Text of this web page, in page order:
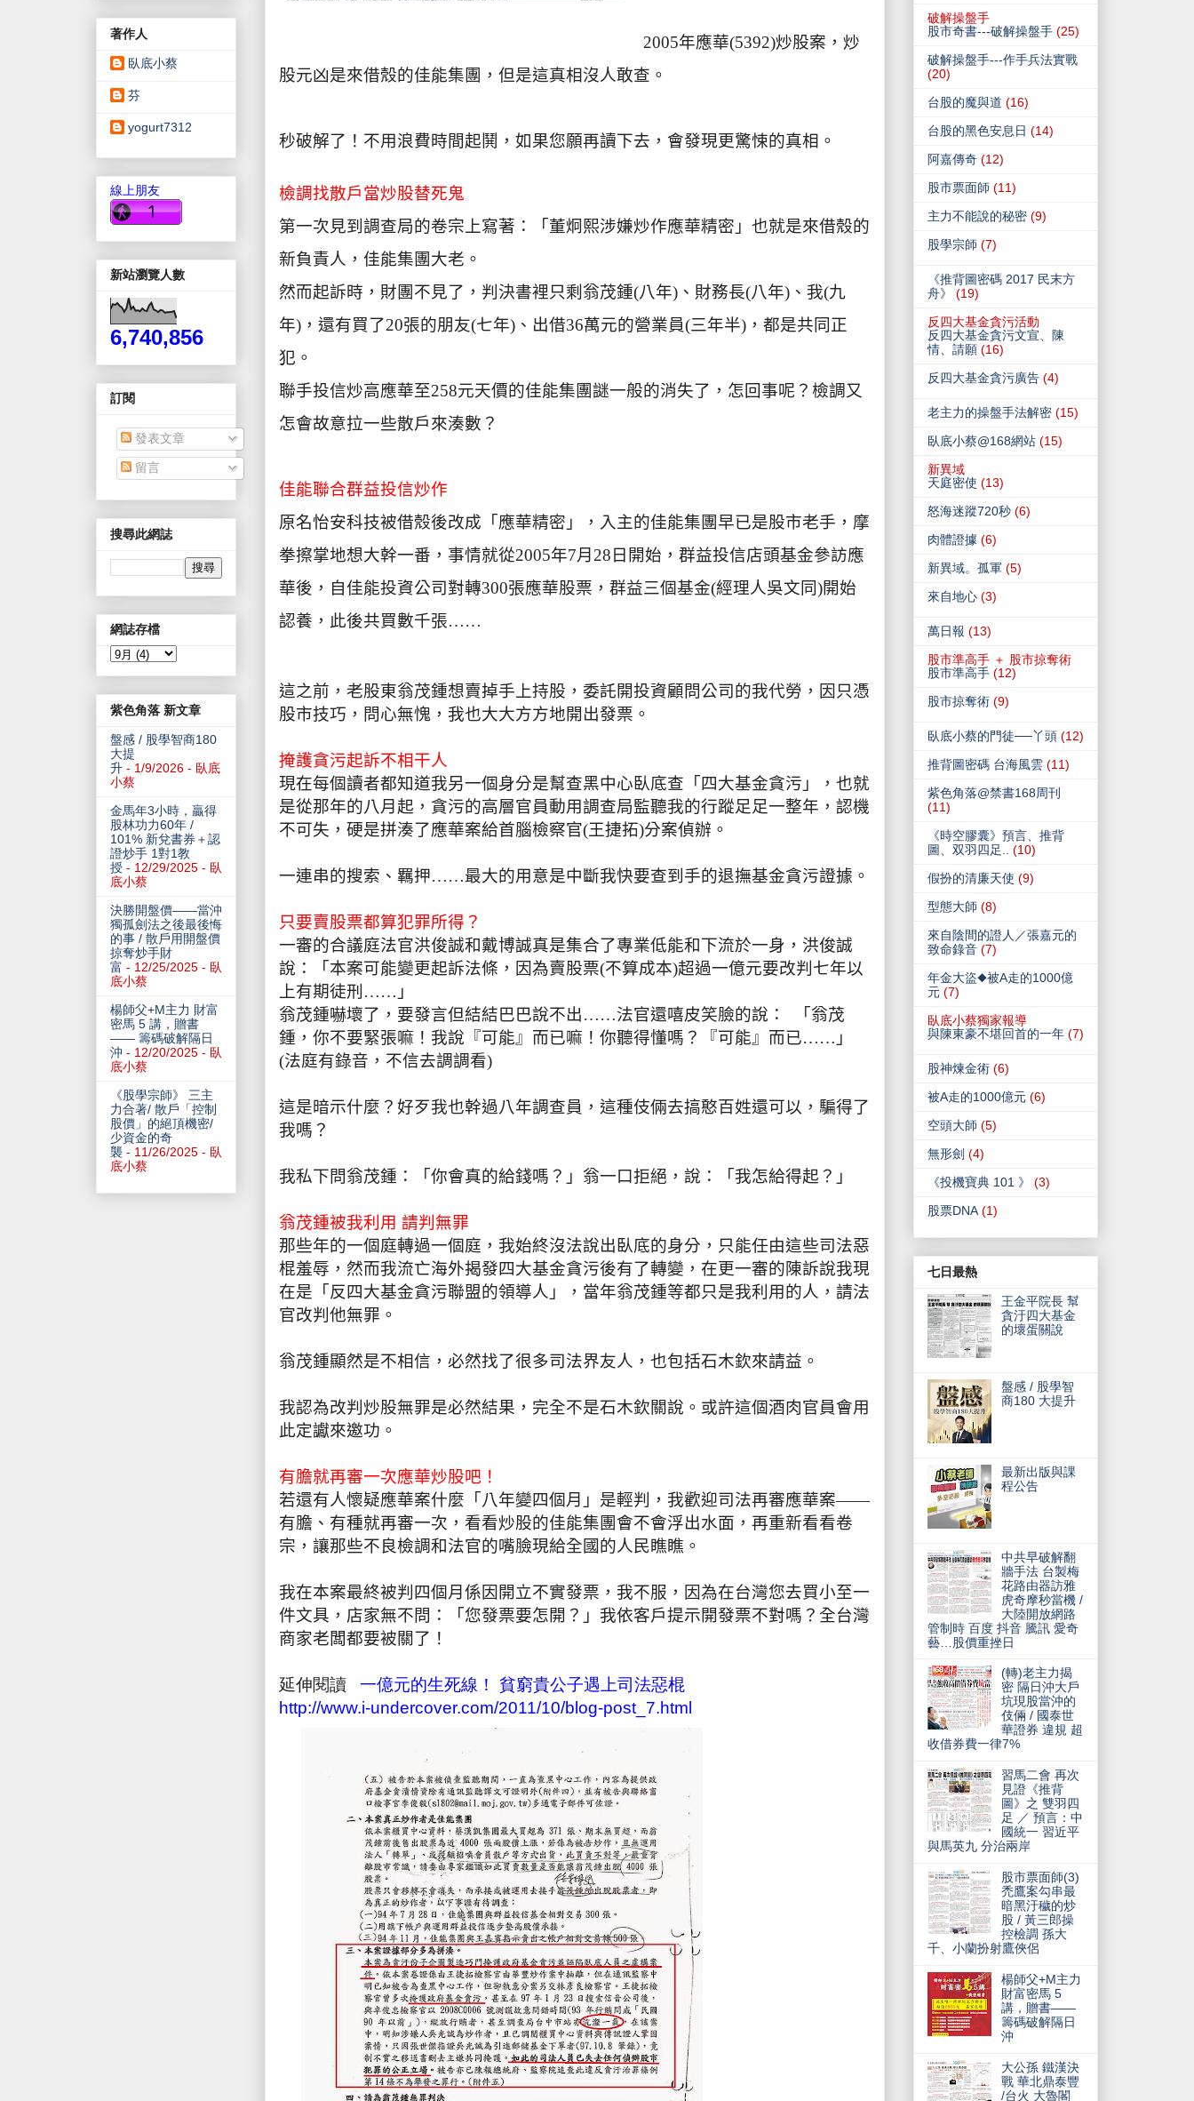
2005年應華(5392)炒股案，炒
股元凶是來借殼的佳能集團，但是這真相沒人敢查。
秒破解了！不用浪費時間起鬨，如果您願再讀下去，會發現更驚悚的真相。
檢調找散戶當炒股替死鬼
第一次見到調查局的卷宗上寫著：「董炯熙涉嫌炒作應華精密」也就是來借殼的
新負責人，佳能集團大老。
然而起訴時，財團不見了，判決書裡只剩翁茂鍾(八年) 、財務長(八年) 、我(九
年) ，還有買了20張的朋友(七年) 、出借36萬元的營業員(三年半) ，都是共同正
犯。
聯手投信炒高應華至258元天價的佳能集團謎一般的消失了，怎回事呢？檢調又
怎會故意拉一些散戶來湊數？
佳能聯合群益投信炒作
原名怡安科技被借殼後改成「應華精密」，入主的佳能集團早已是股市老手，摩
拳擦掌地想大幹一番，事情就從2005年7月 28 日開始，群益投信店頭基金參訪應
華後，自佳能投資公司對轉300張應華股票，群益三個基金(經理人吳文同)開始
認養，此後共買數千張……
這之前，老股東翁茂鍾想賣掉手上持股，委託開投資顧問公司的我代勞，因只憑
股市技巧，問心無愧，我也大大方方地開出發票。
掩護貪污起訴不相干人
現在每個讀者都知道我另一個身分是幫查黑中心臥底查「四大基金貪污」，也就
是從那年的八月起，貪污的高層官員動用調查局監聽我的行蹤足足一整年，認機
不可失，硬是拼湊了應華案給首腦檢察官(王捷拓)分案偵辦。
一連串的搜索、羈押……最大的用意是中斷我快要查到手的退撫基金貪污證據。
只要賣股票都算犯罪所得？
一審的合議庭法官洪俊誠和戴博誠真是集合了專業低能和下流於一身，洪俊誠
說：「本案可能變更起訴法條，因為賣股票(不算成本)超過一億元要改判七年以
上有期徒刑……」
翁茂鍾嚇壞了，要發言但結結巴巴說不出……法官還嘻皮笑臉的說：
「翁茂
鍾，你不要緊張嘛！我說『可能』而已嘛！你聽得懂嗎？『可能』而已……」
(法庭有錄音，不信去調調看)
這是暗示什麼？好歹我也幹過八年調查員，這種伎倆去搞憨百姓還可以，騙得了
我嗎？
我私下問翁茂鍾：「你會真的給錢嗎？」翁一口拒絕，說：「我怎給得起？」
翁茂鍾被我利用 請判無罪
那些年的一個庭轉過一個庭，我始終沒法說出臥底的身分，只能任由這些司法惡
棍羞辱，然而我流亡海外揭發四大基金貪污後有了轉變，在更一審的陳訴說我現
在是「反四大基金貪污聯盟的領導人」，當年翁茂鍾等都只是我利用的人，請法
官改判他無罪。
翁茂鍾顯然是不相信，必然找了很多司法界友人，也包括石木欽來請益。
我認為改判炒股無罪是必然結果，完全不是石木欽關說。或許這個酒肉官員會用
此定讞來邀功。
有膽就再審一次應華炒股吧！
若還有人懷疑應華案什麼「八年變四個月」是輕判，我歡迎司法再審應華案——
有膽、有種就再審一次，看看炒股的佳能集團會不會浮出水面，再重新看看卷
宗，讓那些不良檢調和法官的嘴臉現給全國的人民瞧瞧。
我在本案最終被判四個月係因開立不實發票，我不服，因為在台灣您去買小至一
件文具，店家無不問：「您發票要怎開？」我依客戶提示開發票不對嗎？全台灣
商家老闆都要被關了！
延伸閱讀 一億元的生死線！ 貧窮貴公子遇上司法惡棍
http://www.i-undercover.com/2011/10/blog-post_7.html
著作人
臥底小蔡
芬
yogurt7312
線上朋友
新站瀏覽人數
6,740,856
訂閱
發表文章
留言
搜尋此網誌
網誌存檔
紫色角落 新文章
盤感 / 股學智商180
大提
升 - 1/9/2026 - 臥底
小蔡
金馬年3小時，贏得
股林功力60年 /
101% 新兌書券＋認
證炒手 1對1教
授 - 12/29/2025 - 臥
底小蔡
決勝開盤價——當沖
獨孤劍法之後最後悔
的事 / 散戶用開盤價
掠奪炒手財
富 - 12/25/2025 - 臥
底小蔡
楊師父+M主力 財富
密馬 5 講，贈書
—— 籌碼破解隔日
沖 - 12/20/2025 - 臥
底小蔡
《股學宗師》 三主
力合著/ 散戶「控制
股價」的絕頂機密/
少資金的奇
襲 - 11/26/2025 - 臥
底小蔡
破解操盤手
股市奇書---破解操盤手 (25)
破解操盤手---作手兵法實戰
(20)
台股的魔與道 (16)
台股的黑色安息日 (14)
阿嘉傳奇 (12)
股市票面師 (11)
主力不能說的秘密 (9)
股學宗師 (7)
《推背圖密碼 2017 民末方
舟》
(19)
反四大基金貪污活動
反四大基金貪污文宣、陳
情、請願 (16)
反四大基金貪污廣告 (4)
老主力的操盤手法解密 (15)
臥底小蔡@168網站 (15)
新異域
天庭密使 (13)
怒海迷蹤720秒 (6)
肉體證據 (6)
新異域。孤軍 (5)
來自地心 (3)
萬日報 (13)
股市準高手 ＋ 股市掠奪術
股市準高手 (12)
股市掠奪術 (9)
臥底小蔡的門徒──丫頭 (12)
推背圖密碼 台海風雲 (11)
紫色角落@禁書168周刊
(11)
《時空膠囊》預言、推背
圖、双羽四足..
(10)
假扮的清廉天使 (9)
型態大師 (8)
來自陰間的證人／張嘉元的
致命錄音 (7)
年金大盜◆被A走的1000億
元 (7)
臥底小蔡獨家報導
與陳東豪不堪回首的一年 (7)
股神煉金術 (6)
被A走的1000億元 (6)
空頭大師 (5)
無形劍 (4)
《投機寶典 101 》
(3)
股票DNA (1)
七日最熱
王金平院長 幫
貪汙四大基金
的壞蛋關說
盤感 / 股學智
商180 大提升
最新出版與課
程公告
中共早破解翻
牆手法 台製梅
花路由器訪雅
虎奇摩秒當機 /
大陸開放網路
管制時 百度 抖音 騰訊 愛奇
藝…股價重挫日
(轉)老主力揭
密 隔日沖大戶
坑現股當沖的
伎倆 / 國泰世
華證券 違規 超
收借券費一律7%
習馬二會 再次
見證《推背
圖》之 雙羽四
足 ／ 預言：中
國統一 習近平
與馬英九 分治兩岸
股市票面師(3)
禿鷹案勾串最
暗黑汙穢的炒
股 / 黃三郎操
控檢調 孫大
千、小蘭扮射鷹俠侶
楊師父+M主力
財富密馬 5
講，贈書——
籌碼破解隔日
沖
大公孫 鐵漢決
戰 華北鼎泰豐
/台火 大魯閣